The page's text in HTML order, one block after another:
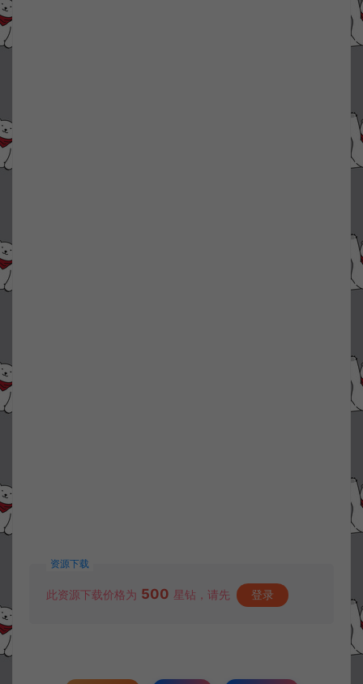
资源下载
此资源下载价格为 500 星钻，请先 登录